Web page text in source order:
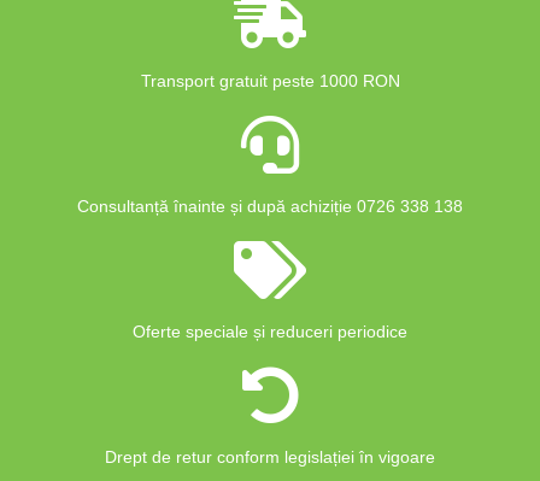
Transport gratuit peste 1000 RON
Consultanță înainte și după achiziție 0726 338 138
Oferte speciale și reduceri periodice
Drept de retur conform legislației în vigoare